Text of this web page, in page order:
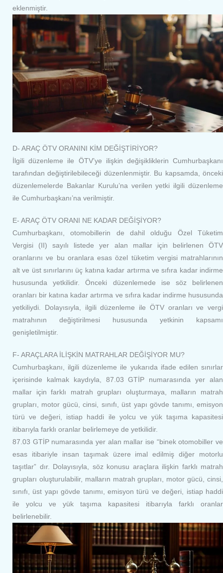
eklenmiştir.
D- ARAÇ ÖTV ORANINI KİM DEĞİŞTİRİYOR?
İlgili düzenleme ile ÖTV’ye ilişkin değişikliklerin Cumhurbaşkanı
tarafından değiştirilebileceği düzenlenmiştir. Bu kapsamda, önceki
düzenlemelerde Bakanlar Kurulu’na verilen yetki ilgili düzenleme
ile Cumhurbaşkanı’na verilmiştir.
E- ARAÇ ÖTV ORANI NE KADAR DEĞİŞİYOR?
Cumhurbaşkanı, otomobillerin de dahil olduğu Özel Tüketim
Vergisi (II) sayılı listede yer alan mallar için belirlenen ÖTV
oranlarını ve bu oranlara esas özel tüketim vergisi matrahlarının
alt ve üst sınırlarını üç katına kadar artırma ve sıfıra kadar indirme
hususunda yetkilidir. Önceki düzenlemede ise söz belirlenen
oranları bir katına kadar artırma ve sıfıra kadar indirme hususunda
yetkiliydi. Dolayısıyla, ilgili düzenleme ile ÖTV oranları ve vergi
matrahının değiştirilmesi hususunda yetkinin kapsamı
genişletilmiştir.
F- ARAÇLARA İLİŞKİN MATRAHLAR DEĞİŞİYOR MU?
Cumhurbaşkanı, ilgili düzenleme ile yukarıda ifade edilen sınırlar
içerisinde kalmak kaydıyla, 87.03 GTİP numarasında yer alan
mallar için farklı matrah grupları oluşturmaya, malların matrah
grupları, motor gücü, cinsi, sınıfı, üst yapı gövde tanımı, emisyon
türü ve değeri, istiap haddi ile yolcu ve yük taşıma kapasitesi
itibarıyla farklı oranlar belirlemeye de yetkilidir.
87.03 GTİP numarasında yer alan mallar ise “binek otomobiller ve
esas itibariyle insan taşımak üzere imal edilmiş diğer motorlu
taşıtlar” dır. Dolayısıyla, söz konusu araçlara ilişkin farklı matrah
grupları oluşturulabilir, malların matrah grupları, motor gücü, cinsi,
sınıfı, üst yapı gövde tanımı, emisyon türü ve değeri, istiap haddi
ile yolcu ve yük taşıma kapasitesi itibarıyla farklı oranlar
belirlenebilir.